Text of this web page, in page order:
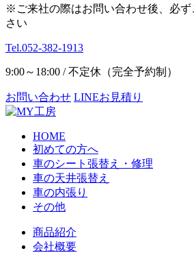
※ご来社の際はお問い合わせ後、必
さい
Tel.052-382-1913
9:00～18:00 / 不定休（完全予約制）
お問い合わせ LINEお見積り
HOME
初めての方へ
車のシート張替え・修理
車の天井張替え
車の内張り
その他
商品紹介
会社概要